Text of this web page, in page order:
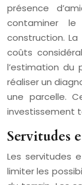
présence
contaminer
construction.
coûts
l’estimation du
réaliser un
une parcelle.
investissement
Servitudes
Les servitudes
limiter les